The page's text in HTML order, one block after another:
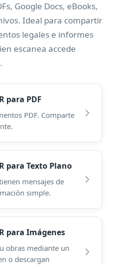
Google Docs, eBooks,
Ideal para compartir
legales e informes
escanea accede
para PDF
PDF. Comparte
para Texto Plano
mensajes de
simple.
para Imágenes
obras mediante un
o descargan